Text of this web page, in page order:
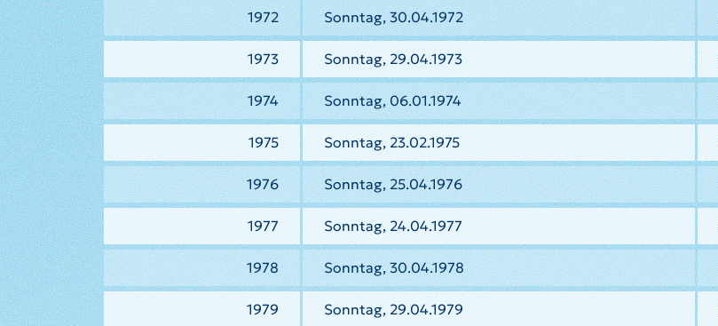
1972 Sonntag, 30.04.1972
1973 Sonntag, 29.04.1973
1974 Sonntag, 06.01.1974
1975 Sonntag, 23.02.1975
1976 Sonntag, 25.04.1976
1977 Sonntag, 24.04.1977
1978 Sonntag, 30.04.1978
1979 Sonntag, 29.04.1979